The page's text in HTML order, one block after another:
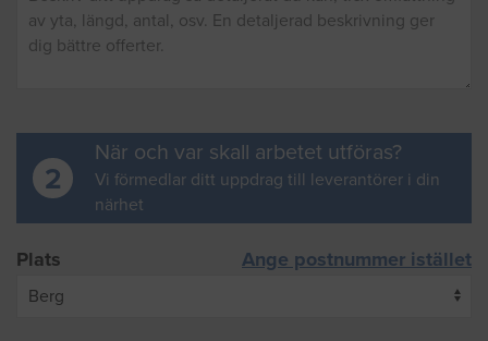
2
När och var skall arbetet utföras?
Vi förmedlar ditt uppdrag till leverantörer i din
närhet
Plats Ange postnummer istället